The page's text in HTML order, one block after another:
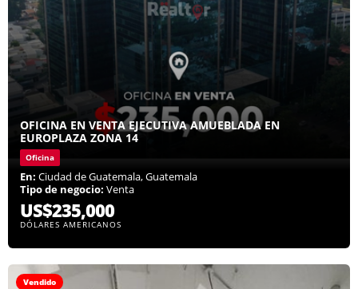
OFICINA EN VENTA EJECUTIVA AMUEBLADA EN
EUROPLAZA ZONA 14
Oficina
En: Ciudad de Guatemala, Guatemala
Tipo de negocio: Venta
US$235,000
DÓLARES AMERICANOS
Vendido